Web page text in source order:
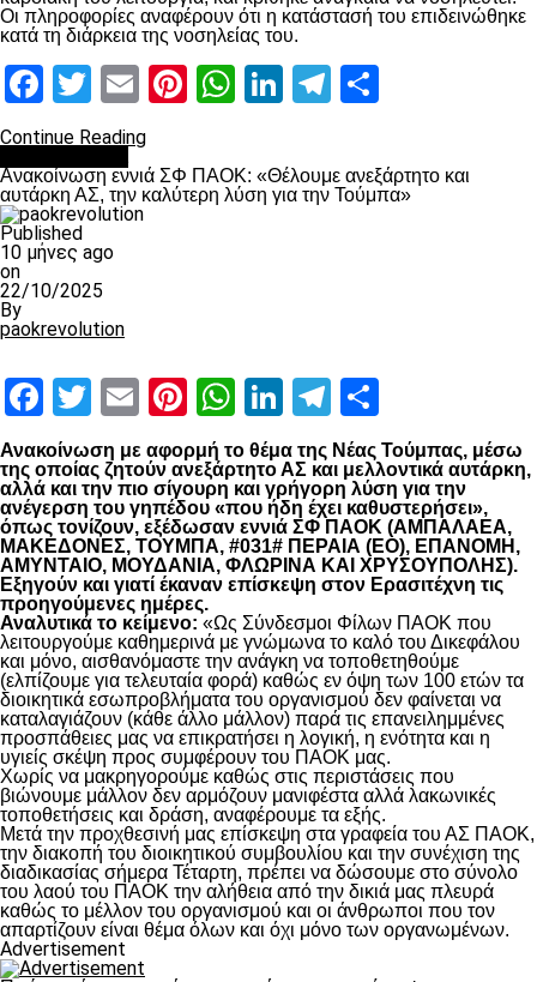
Οι πληροφορίες αναφέρουν ότι η κατάστασή του επιδεινώθηκε
κατά τη διάρκεια της νοσηλείας του.
Facebook
Twitter
EmailPinterest
WhatsApp
LinkedIn
Telegram
Continue Reading
Ανακοίνωση εννιά ΣΦ ΠΑΟΚ: «Θέλουμε ανεξάρτητο και
αυτάρκη ΑΣ, την καλύτερη λύση για την Τούμπα»
Published
10 μήνες ago
on
22/10/2025
By
paokrevolution
Facebook
Twitter
EmailPinterest
WhatsApp
LinkedIn
Telegram
Ανακοίνωση με αφορμή το θέμα της Νέας Τούμπας, μέσω
της οποίας ζητούν ανεξάρτητο ΑΣ και μελλοντικά αυτάρκη,
αλλά και την πιο σίγουρη και γρήγορη λύση για την
ανέγερση του γηπέδου «που ήδη έχει καθυστερήσει»,
όπως τονίζουν, εξέδωσαν εννιά ΣΦ ΠΑΟΚ (ΑΜΠΑΛΑΕΑ,
ΜΑΚΕΔΟΝΕΣ, ΤΟΥΜΠΑ, #031# ΠΕΡΑΙΑ (ΕΟ), ΕΠΑΝΟΜΗ,
ΑΜΥΝΤΑΙΟ, ΜΟΥΔΑΝΙΑ, ΦΛΩΡΙΝΑ ΚΑΙ ΧΡΥΣΟΥΠΟΛΗΣ).
Εξηγούν και γιατί έκαναν επίσκεψη στον Ερασιτέχνη τις
προηγούμενες ημέρες.
Αναλυτικά το κείμενο: «Ως Σύνδεσμοι Φίλων ΠΑΟΚ που
λειτουργούμε καθημερινά με γνώμωνα το καλό του Δικεφάλου
και μόνο, αισθανόμαστε την ανάγκη να τοποθετηθούμε
(ελπίζουμε για τελευταία φορά) καθώς εν όψη των 100 ετών τα
διοικητικά εσωπροβλήματα του οργανισμού δεν φαίνεται να
καταλαγιάζουν (κάθε άλλο μάλλον) παρά τις επανειλημμένες
προσπάθειες μας να επικρατήσει η λογική, η ενότητα και η
υγιείς σκέψη προς συμφέρουν του ΠΑΟΚ μας.
Χωρίς να μακρηγορούμε καθώς στις περιστάσεις που
βιώνουμε μάλλον δεν αρμόζουν μανιφέστα αλλά λακωνικές
τοποθετήσεις και δράση, αναφέρουμε τα εξής.
Μετά την προχθεσινή μας επίσκεψη στα γραφεία του ΑΣ ΠΑΟΚ,
την διακοπή του διοικητικού συμβουλίου και την συνέχιση της
διαδικασίας σήμερα Τέταρτη, πρέπει να δώσουμε στο σύνολο
του λαού του ΠΑΟΚ την αλήθεια από την δικιά μας πλευρά
καθώς το μέλλον του οργανισμού και οι άνθρωποι που τον
απαρτίζουν είναι θέμα όλων και όχι μόνο των οργανωμένων.
Advertisement